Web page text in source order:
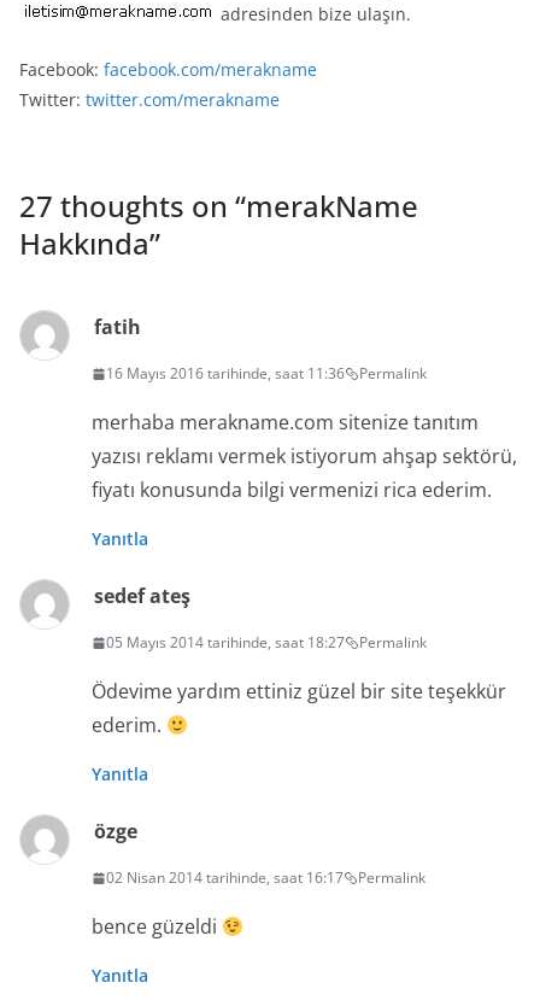
adresinden bize ulaşın.
Facebook: facebook.com/merakname
Twitter: twitter.com/merakname
27 thoughts on “merakName
Hakkında”
fatih
16 Mayıs 2016 tarihinde, saat 11:36 Permalink
merhaba merakname.com sitenize tanıtım
yazısı reklamı vermek istiyorum ahşap sektörü,
fiyatı konusunda bilgi vermenizi rica ederim.
Yanıtla
sedef ateş
05 Mayıs 2014 tarihinde, saat 18:27 Permalink
Ödevime yardım ettiniz güzel bir site teşekkür
ederim.
Yanıtla
özge
02 Nisan 2014 tarihinde, saat 16:17 Permalink
bence güzeldi
Yanıtla